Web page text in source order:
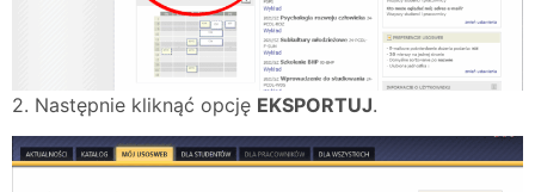
2. Następnie kliknąć opcję EKSPORTUJ.